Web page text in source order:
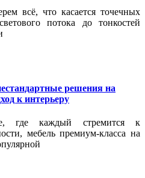
всё, что касается точечных
потока до тонкостей
решения на
к интерьеру
где каждый стремится к
мебель премиум-класса на